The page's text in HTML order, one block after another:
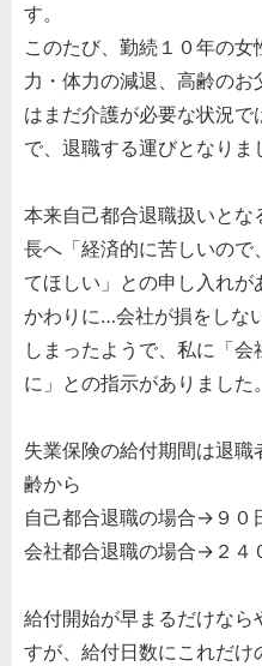
す。
このたび、勤続１０年の
力・体力の減退、高齢の
はまだ介護が必要な状況
で、退職する運びとなりま
本来自己都合退職扱いと
長へ「経済的に苦しいので
てほしい」との申し入れ
かわりに…会社が損をしな
しまったようで、私に「
に」との指示がありました。
失業保険の給付期間は退
齢から
自己都合退職の場合→９０
会社都合退職の場合→２４
給付開始が早まるだけなら
すが、給付日数にこれだ